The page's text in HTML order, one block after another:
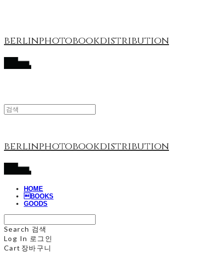
berlinphotobookdistribution
berlinphotobookdistribution
HOME
BOOKS
GOODS
Search 검색
Log In 로그인
Cart 장바구니